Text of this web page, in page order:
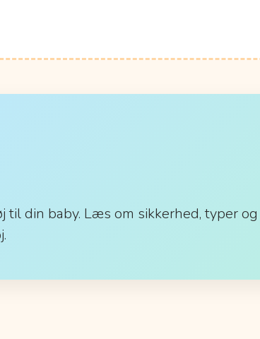
til din baby. Læs om sikkerhed, typer